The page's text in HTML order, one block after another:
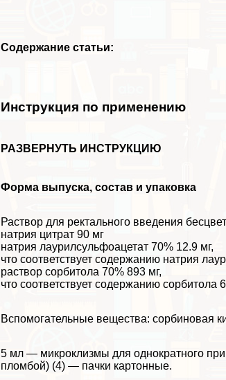
Содержание статьи:
Инструкция по применению
РАЗВЕРНУТЬ ИНСТРУКЦИЮ
Форма выпуска, состав и упаковка
Раствор для ректального введения
натрия цитрат 90 мг
натрия лаурилсульфоацетат 70% 12.9 мг,
что соответствует содержанию натрия
раствор сорбитола 70% 893 мг,
что соответствует содержанию сорбитола
Вспомогательные вещества: сорбиновая
5 мл — микроклизмы для однократного
пломбой) (4) — пачки картонные.